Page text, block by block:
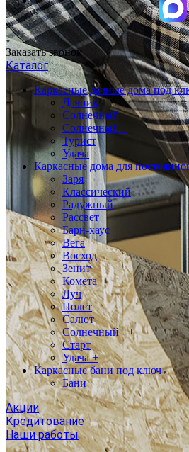
Заказать звонок
Каталог
Каркасные дачные дома под
Дачник
Солнечный
Солнечный +
Турист
Удача
Каркасные дома для
Заря
Классический
Радужный
Рассвет
Барн-хаус
Вега
Восход
Зенит
Комета
Луч
Полет
Салют
Солнечный ++
Старт
Удача +
Каркасные бани под ключ
Бани
Акции
Кредитование
Наши работы